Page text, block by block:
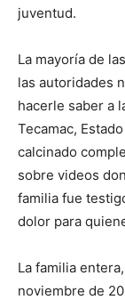
juventud.
La mayoría de
las autoridades
hacerle saber a
Tecamac,
calcinado
sobre videos
familia fue
dolor para
La familia
noviembre de